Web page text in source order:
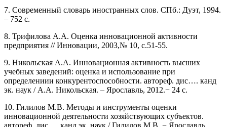
7. Современный словарь иностранных слов. СПб.: Дуэт, 1994.
– 752 с.
8. Трифилова А.А. Оценка инновационной активности
предприятия // Инновации, 2003,№ 10, с.51-55.
9. Никольская А.А. Инновационная активность высших
учебных заведений: оценка и использование при
определениии конкурентоспособности. автореф. дис…. канд
эк. наук / А.А. Никольская. – Ярославль, 2012.− 24 с.
10. Гилилов М.В. Методы и инструменты оценки
инновационной деятельности хозяйствующих субъектов.
автореф. дис…. канд эк. наук / Гилилов М.В. − Ярославль,